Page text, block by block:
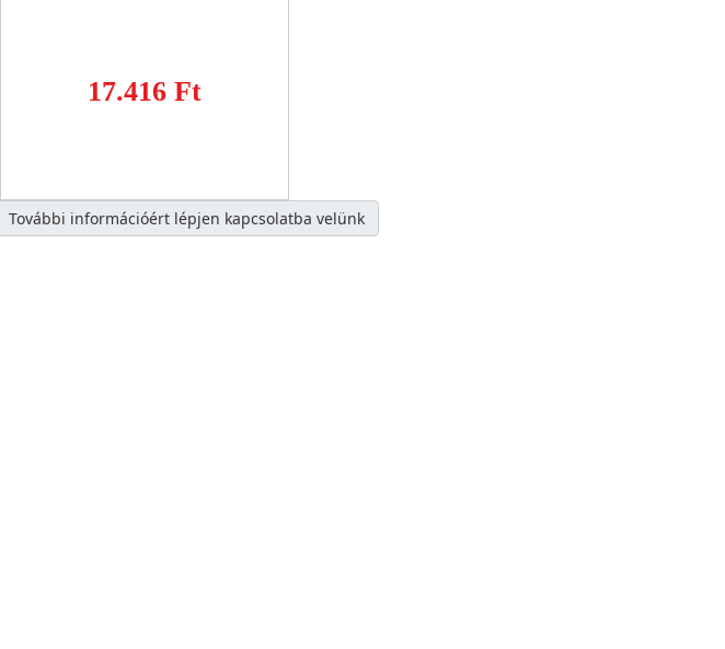
17.416 Ft
További információért lépjen kapcsolatba velünk